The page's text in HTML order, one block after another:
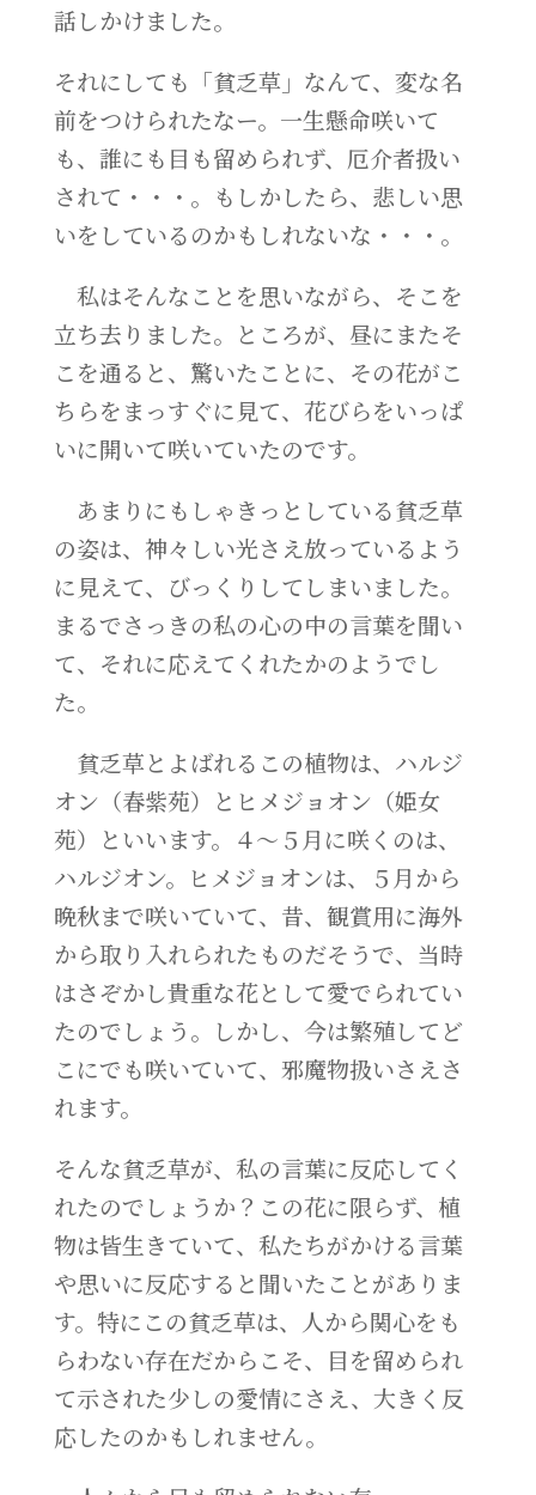
話しかけました。
それにしても「貧乏草」なんて、変な名
前をつけられたなー。一生懸命咲いて
も、誰にも目も留められず、厄介者扱い
されて・・・。もしかしたら、悲しい思
いをしているのかもしれないな・・・。
私はそんなことを思いながら、そこを
立ち去りました。ところが、昼にまたそ
こを通ると、驚いたことに、その花がこ
ちらをまっすぐに見て、花びらをいっぱ
いに開いて咲いていたのです。
あまりにもしゃきっとしている貧乏草
の姿は、神々しい光さえ放っているよう
に見えて、びっくりしてしまいました。
まるでさっきの私の心の中の言葉を聞い
て、それに応えてくれたかのようでし
た。
貧乏草とよばれるこの植物は、ハルジ
オン（春紫苑）とヒメジョオン（姫女
苑）といいます。４～５月に咲くのは、
ハルジオン。ヒメジョオンは、５月から
晩秋まで咲いていて、昔、観賞用に海外
から取り入れられたものだそうで、当時
はさぞかし貴重な花として愛でられてい
たのでしょう。しかし、今は繁殖してど
こにでも咲いていて、邪魔物扱いさえさ
れます。
そんな貧乏草が、私の言葉に反応してく
れたのでしょうか？この花に限らず、植
物は皆生きていて、私たちがかける言葉
や思いに反応すると聞いたことがありま
す。特にこの貧乏草は、人から関心をも
らわない存在だからこそ、目を留められ
て示された少しの愛情にさえ、大きく反
応したのかもしれません。